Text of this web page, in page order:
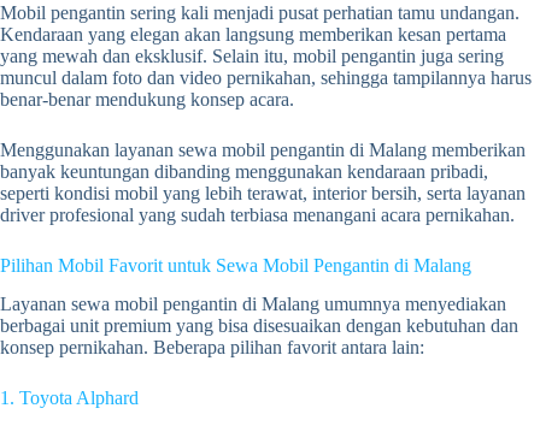
Mobil pengantin sering kali menjadi pusat perhatian tamu undangan.
Kendaraan yang elegan akan langsung memberikan kesan pertama
yang mewah dan eksklusif. Selain itu, mobil pengantin juga sering
muncul dalam foto dan video pernikahan, sehingga tampilannya harus
benar-benar mendukung konsep acara.
Menggunakan layanan sewa mobil pengantin di Malang memberikan
banyak keuntungan dibanding menggunakan kendaraan pribadi,
seperti kondisi mobil yang lebih terawat, interior bersih, serta layanan
driver profesional yang sudah terbiasa menangani acara pernikahan.
Pilihan Mobil Favorit untuk Sewa Mobil Pengantin di Malang
Layanan sewa mobil pengantin di Malang umumnya menyediakan
berbagai unit premium yang bisa disesuaikan dengan kebutuhan dan
konsep pernikahan. Beberapa pilihan favorit antara lain:
1. Toyota Alphard